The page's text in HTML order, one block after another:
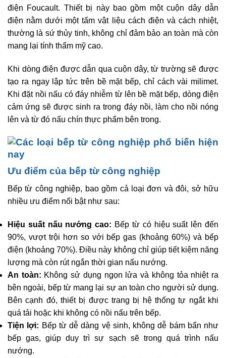
điện Foucault. Thiết bị này bao gồm một cuộn dây dẫn
điện nằm dưới một tấm vật liệu cách điện và cách nhiệt,
thường là sứ thủy tinh, không chỉ đảm bảo an toàn mà còn
mang lại tính thẩm mỹ cao.
Khi dòng điện được dẫn qua cuộn dây, từ trường sẽ được
tạo ra ngay lập tức trên bề mặt bếp, chỉ cách vài milimet.
Khi đặt nồi nấu có đáy nhiễm từ lên bề mặt bếp, dòng điện
cảm ứng sẽ được sinh ra trong đáy nồi, làm cho nồi nóng
lên và từ đó nấu chín thực phẩm bên trong.
Ưu điểm của bếp từ công nghiệp
Bếp từ công nghiệp, bao gồm cả loại đơn và đôi, sở hữu
nhiều ưu điểm nổi bật như sau:
Hiệu suất nấu nướng cao: Bếp từ có hiệu suất lên đến
90%, vượt trội hơn so với bếp gas (khoảng 60%) và bếp
điện (khoảng 70%). Điều này không chỉ giúp tiết kiệm năng
lượng mà còn rút ngắn thời gian nấu nướng.
An toàn: Không sử dụng ngọn lửa và không tỏa nhiệt ra
bên ngoài, bếp từ mang lại sự an toàn cho người sử dụng.
Bên cạnh đó, thiết bị được trang bị hệ thống tự ngắt khi
quá tải hoặc khi không có nồi nấu trên bếp.
Tiện lợi: Bếp từ dễ dàng vệ sinh, không dễ bám bẩn như
bếp gas, giúp duy trì sự sạch sẽ trong quá trình nấu
nướng.